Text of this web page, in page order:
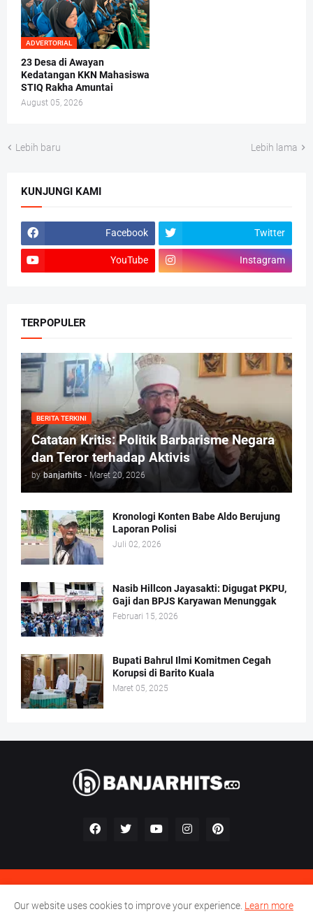
ADVERTORIAL
23 Desa di Awayan
Kedatangan KKN Mahasiswa
STIQ Rakha Amuntai
August 05, 2026
Lebih baru Lebih lama
KUNJUNGI KAMI
Facebook Twitter
YouTube Instagram
TERPOPULER
BERITA TERKINI
Catatan Kritis: Politik Barbarisme Negara
dan Teror terhadap Aktivis
by banjarhits - Maret 20, 2026
Kronologi Konten Babe Aldo Berujung
Laporan Polisi
Juli 02, 2026
Nasib Hillcon Jayasakti: Digugat PKPU,
Gaji dan BPJS Karyawan Menunggak
Februari 15, 2026
Bupati Bahrul Ilmi Komitmen Cegah
Korupsi di Barito Kuala
Maret 05, 2025
Pedoman Media Siber
Our website uses cookies to improve your experience. Learn more